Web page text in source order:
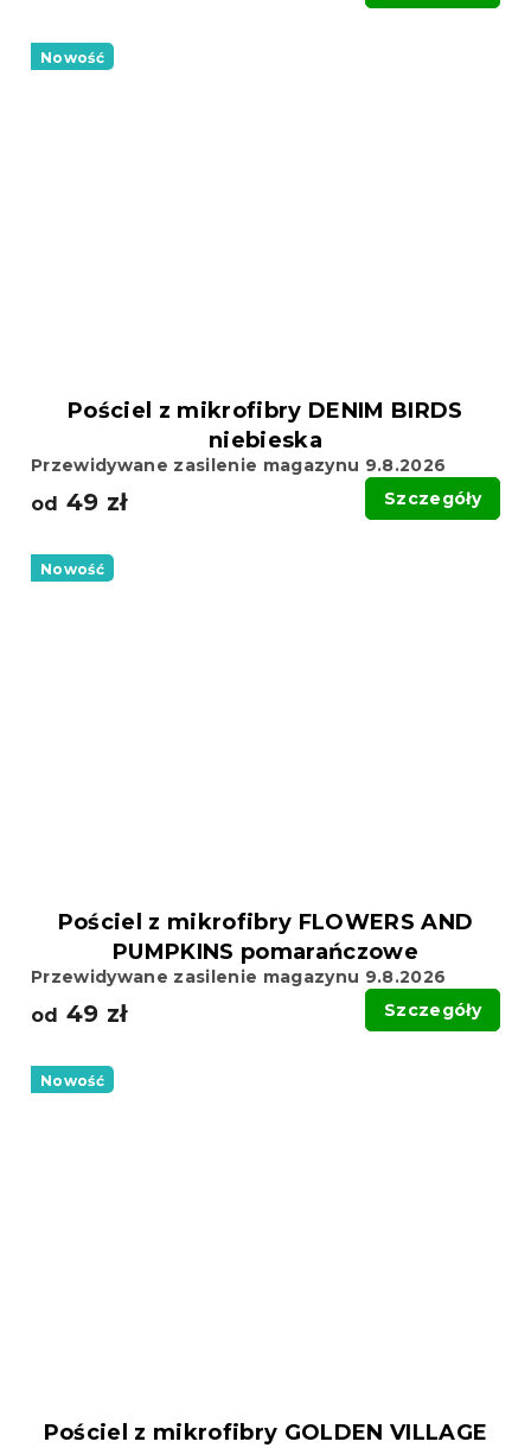
Nowość
Pościel z mikrofibry DENIM BIRDS
niebieska
Przewidywane zasilenie magazynu 9.8.2026
od 49 zł Szczegóły
Nowość
Pościel z mikrofibry FLOWERS AND
PUMPKINS pomarańczowe
Przewidywane zasilenie magazynu 9.8.2026
od 49 zł Szczegóły
Nowość
Pościel z mikrofibry GOLDEN VILLAGE